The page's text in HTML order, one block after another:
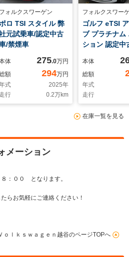
フォルクスワーゲン
ロ TSI スタイル 弊
元試乗車/認定中古
/禁煙車
体 275.0万円
額
294万円
式
2025年
走行
0.2万km
フォルクスワー
ゴルフ eTSI
ブ プラチナム
ション 認定中
本体
総額
年式
走行
在庫一覧を見る
メーション
００ となります。
らお気軽にご連絡ください！
ｏｌｋｓｗａｇｅｎ越谷のページTOPへ